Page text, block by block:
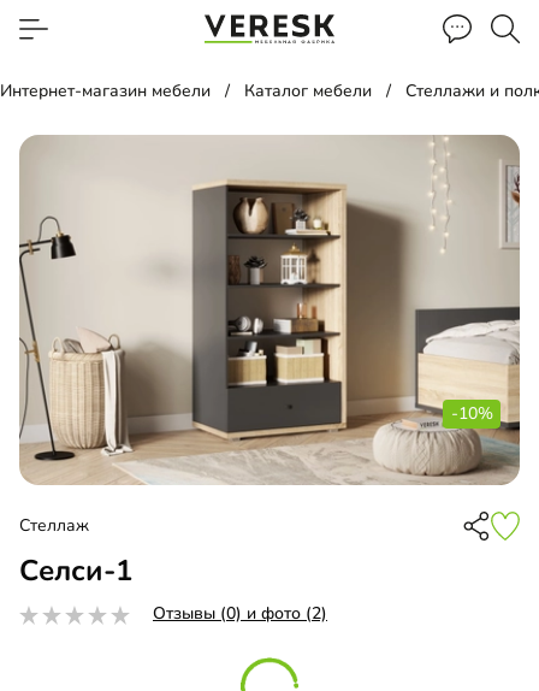
Интернет-магазин мебели Каталог мебели Стеллажи и
-10%
Стеллаж
Селси-1
Отзывы (0) и фото (2)